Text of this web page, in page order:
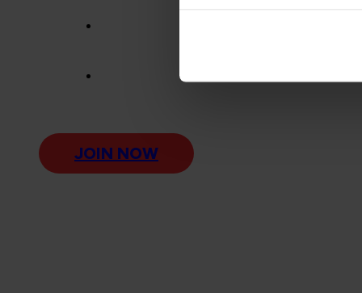
No commitment
JOIN NOW